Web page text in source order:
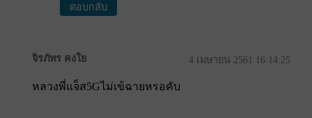
ตอบกลับ
จิรภัทร คงใย 4 เมษายน 2561 16:14:25
หลวงพี่แจ็ส5Gไม่เข้ฉายหรอคับ